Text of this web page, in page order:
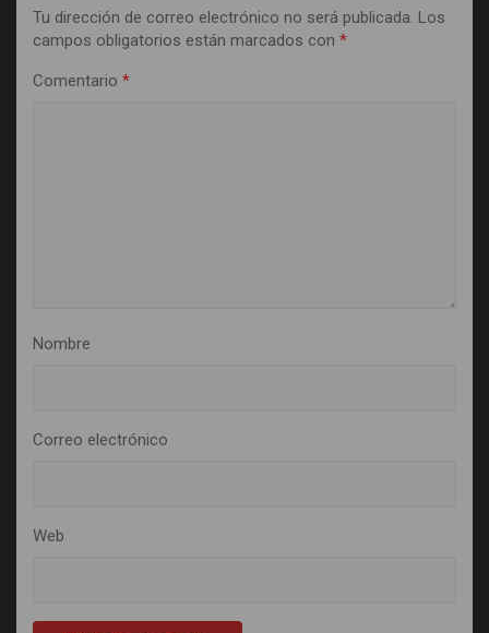
Tu dirección de correo electrónico no será publicada. Los
campos obligatorios están marcados con *
Comentario *
Nombre
Correo electrónico
Web